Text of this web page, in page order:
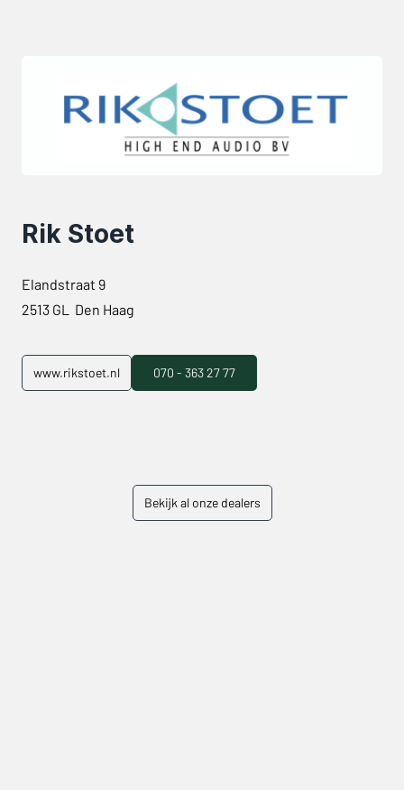
Rik Stoet
Elandstraat 9
2513 GL Den Haag
www.rikstoet.nl 070 - 363 27 77
Bekijk al onze dealers